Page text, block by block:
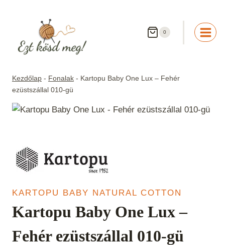
0
Kezdőlap - Fonalak - Kartopu Baby One Lux – Fehér
ezüstszállal 010-gü
KARTOPU BABY NATURAL COTTON
Kartopu Baby One Lux –
Fehér ezüstszállal 010-gü